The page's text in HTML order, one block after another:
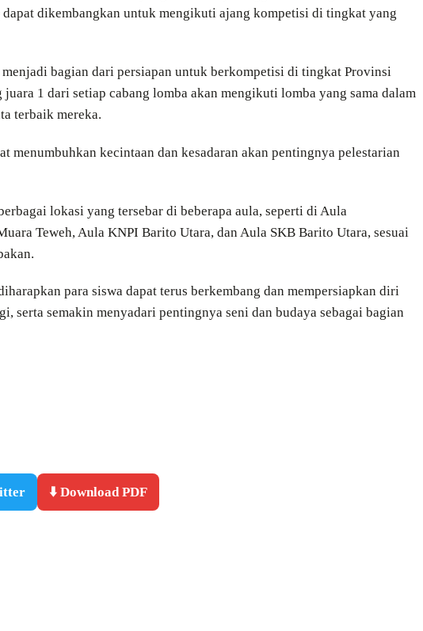
dikembangkan untuk mengikuti ajang kompetisi di tingkat yang
bagian dari persiapan untuk berkompetisi di tingkat Provinsi
1 dari setiap cabang lomba akan mengikuti lomba yang sama dalam
terbaik mereka.
menumbuhkan kecintaan dan kesadaran akan pentingnya pelestarian
lokasi yang tersebar di beberapa aula, seperti di Aula
Teweh, Aula KNPI Barito Utara, dan Aula SKB Barito Utara, sesuai
para siswa dapat terus berkembang dan mempersiapkan diri
serta semakin menyadari pentingnya seni dan budaya sebagai bagian
⬇️ Download PDF